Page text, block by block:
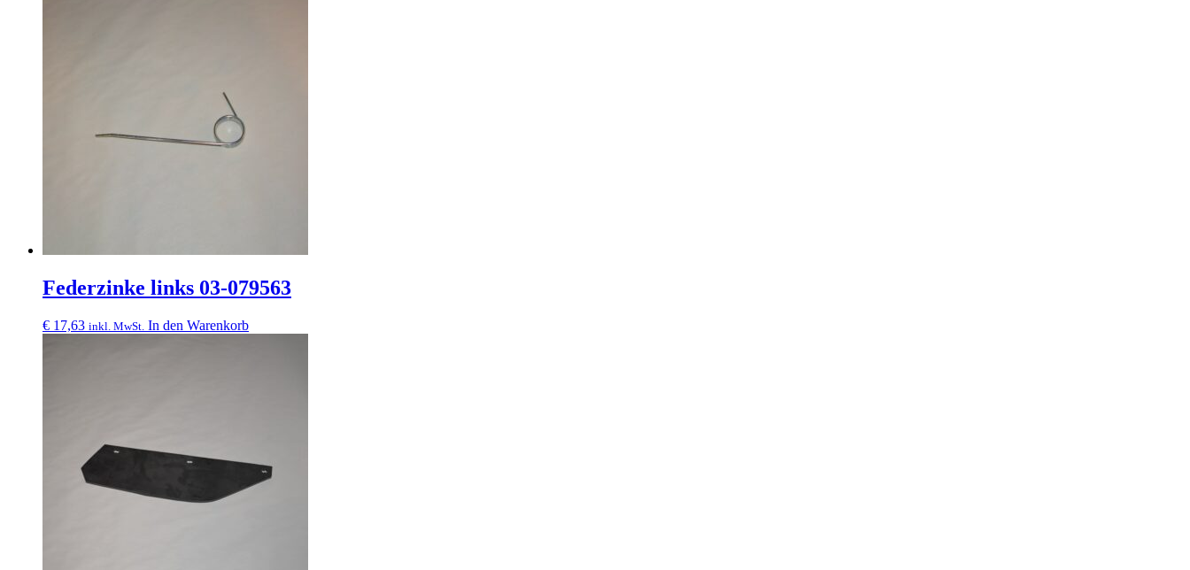
Federzinke links 03-079563
€ 17,63 inkl. MwSt. In den Warenkorb